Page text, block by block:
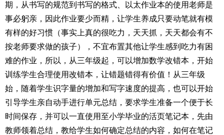
期，从书写的规范到书写的格式、以太作业本的使用老师是
事必躬亲，因此作业要少而精，让学生养成只要动笔就有模
有样的好习惯（事实上真的很吃力，天天抓，天天都会有不
按老师要求做的孩子），不宜布置其他让学生感到吃力有困
难的作业，所以，从三年级起，可以增加数学改错本，开始
训练学生合理使用改错本，让错题错得有价值！从三年级
始，随着学生识字量的增加和写字速度的提高，也可以开始
引导学生亲自动手进行单元总结，要求学生准备一个便于长
时间保存，并可以一直使用至小学毕业的活页笔记本，先由
教师领着总结，教给学生如何确定总结的内容，如何在笔记